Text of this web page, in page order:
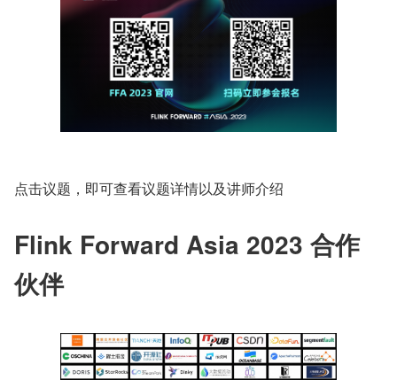
点击议题，即可查看议题详情以及讲师介绍
Flink Forward Asia 2023 合作
伙伴